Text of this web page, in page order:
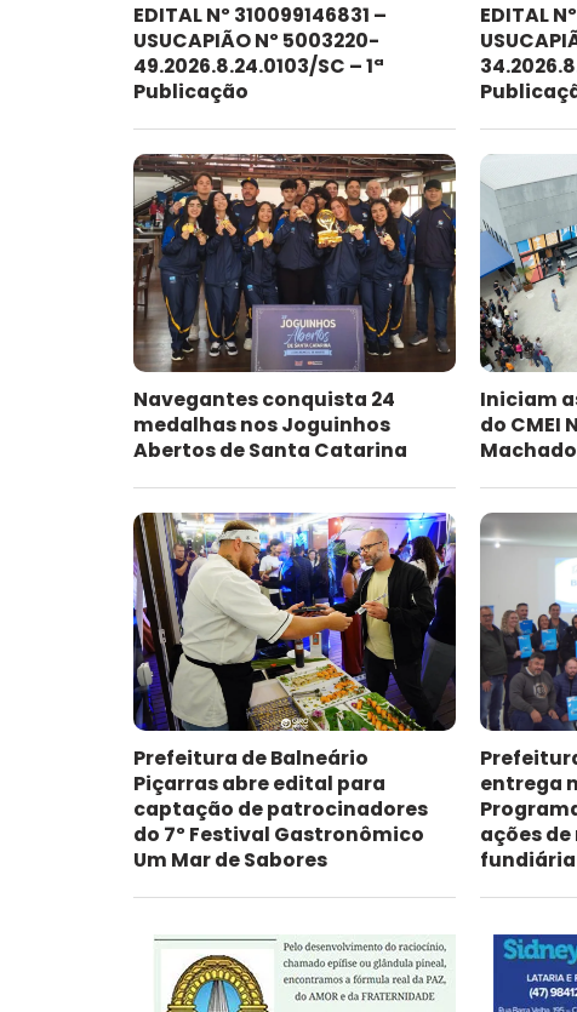
EDITAL Nº 310099146831 –
USUCAPIÃO Nº 5003220-
49.2026.8.24.0103/SC – 1ª
Publicação
EDITAL
Navegantes conquista 24
medalhas nos Joguinhos
Abertos de Santa Catarina
Iniciam
do CMEI
Prefeitura de Balneário
Piçarras abre edital para
captação de patrocinadores
do 7º Festival Gastronômico
Um Mar de Sabores
entrega
ações
fundiária